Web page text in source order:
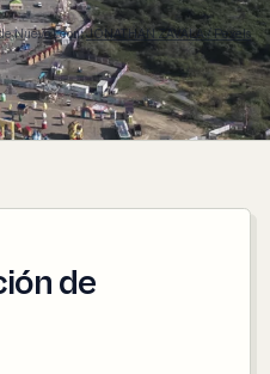
Nuevo Leon:JONATHAN ZAVALA / Pexels
de